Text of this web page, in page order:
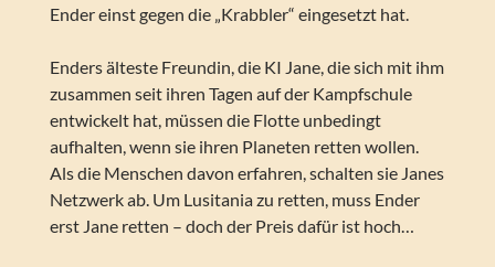
Ender einst gegen die „Krabbler“ eingesetzt hat.
Enders älteste Freundin, die KI Jane, die sich mit ihm
zusammen seit ihren Tagen auf der Kampfschule
entwickelt hat, müssen die Flotte unbedingt
aufhalten, wenn sie ihren Planeten retten wollen.
Als die Menschen davon erfahren, schalten sie Janes
Netzwerk ab. Um Lusitania zu retten, muss Ender
erst Jane retten – doch der Preis dafür ist hoch…